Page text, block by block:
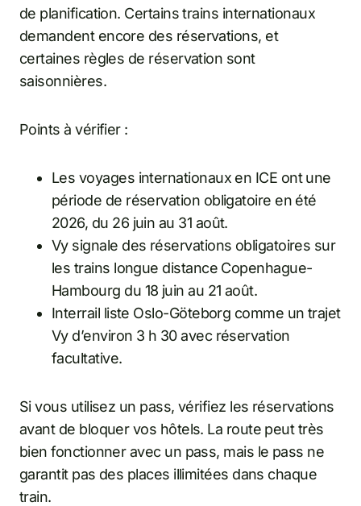
de planification. Certains trains internationaux
demandent encore des réservations, et
certaines règles de réservation sont
saisonnières.
Points à vérifier :
Les voyages internationaux en ICE ont une
période de réservation obligatoire en été
2026, du 26 juin au 31 août.
Vy signale des réservations obligatoires sur
les trains longue distance Copenhague-
Hambourg du 18 juin au 21 août.
Interrail liste Oslo-Göteborg comme un trajet
Vy d’environ 3 h 30 avec réservation
facultative.
Si vous utilisez un pass, vérifiez les réservations
avant de bloquer vos hôtels. La route peut très
bien fonctionner avec un pass, mais le pass ne
garantit pas des places illimitées dans chaque
train.